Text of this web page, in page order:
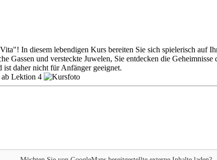
In diesem lebendigen Kurs bereiten Sie sich spielerisch auf
Gassen und versteckte Juwelen, Sie entdecken die
daher nicht für Anfänger geeignet.
Lektion 4